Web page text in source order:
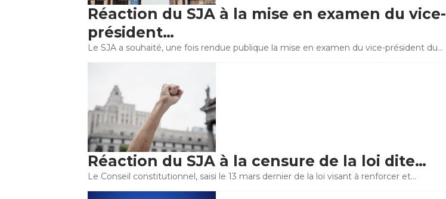
Réaction du SJA à la mise en examen du vice-
président…
Le SJA a souhaité, une fois rendue publique la mise en examen du vice-président du…
Réaction du SJA à la censure de la loi dite…
Le Conseil constitutionnel, saisi le 13 mars dernier de la loi visant à renforcer et…